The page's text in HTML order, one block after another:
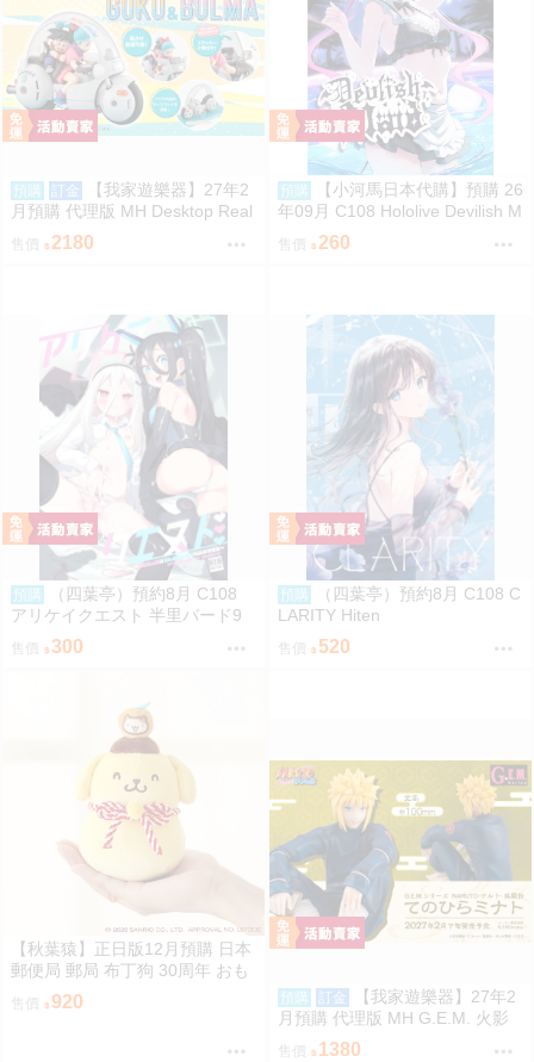
預購 訂金
【我家遊樂器】27年2
月預購 代理版 MH Desktop Real
McCoy 七龍珠 06 孫悟空&布瑪
限定復刻版
售價 2180
預購
【小河馬日本代購】預購 26
年09月 C108 Hololive Devilish M
aid 繪師:にゃろめ
售價 260
預購
（四葉亭）預約8月 C108
アリケイクエスト 半里バード9
300
預購
（四葉亭）預約8月 C108 C
LARITY Hiten
520
【秋葉猿】正日版12月預購 日本
郵便局 郵局 布丁狗 30周年 おも
ちもちもちマスコット 吊飾
售價 920 預購 訂金
【我家遊樂器】27年2
月預購 代理版 MH G.E.M. 火影
忍者 疾風傳 掌上系列 波風湊
售價 1380